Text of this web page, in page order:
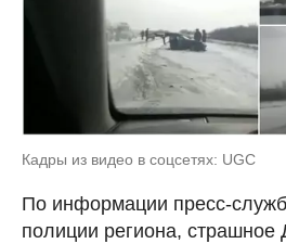
Кадры из видео в соцсетях: UGC
По информации пресс-
полиции региона, страшное